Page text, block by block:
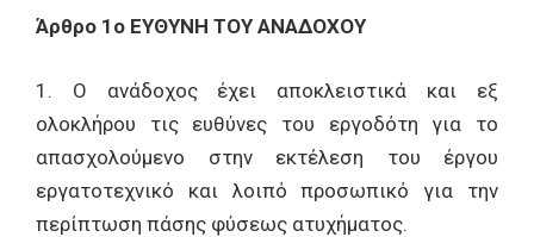
Άρθρο 1ο ΕΥΘΥΝΗ ΤΟΥ ΑΝΑΔΟΧΟΥ
1. Ο ανάδοχος έχει αποκλειστικά και εξ
ολοκλήρου τις ευθύνες του εργοδότη για το
απασχολούμενο στην εκτέλεση του έργου
εργατοτεχνικό και λοιπό προσωπικό για την
περίπτωση πάσης φύσεως ατυχήματος.